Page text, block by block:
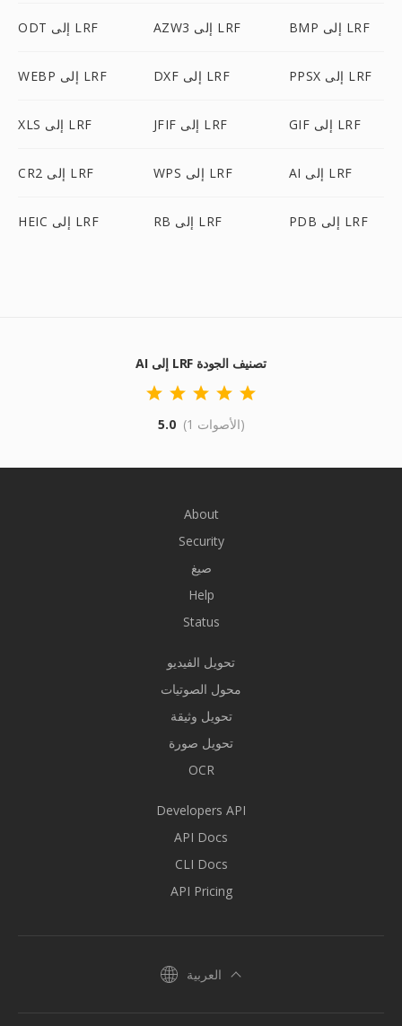
ODT إلى LRF AZW3 إلى LRF BMP إلى LRF
WEBP إلى LRF DXF إلى LRF PPSX إلى LRF
XLS إلى LRF JFIF إلى LRF GIF إلى LRF
CR2 إلى LRF WPS إلى LRF AI إلى LRF
HEIC إلى LRF RB إلى LRF PDB إلى LRF
AI إلى LRF تصنيف الجودة
5.0 (1 الأصوات)
About
Security
صيغ
Help
Status
تحويل الفيديو
محول الصوتيات
تحويل وثيقة
تحويل صورة
OCR
Developers API
API Docs
CLI Docs
API Pricing
العربية